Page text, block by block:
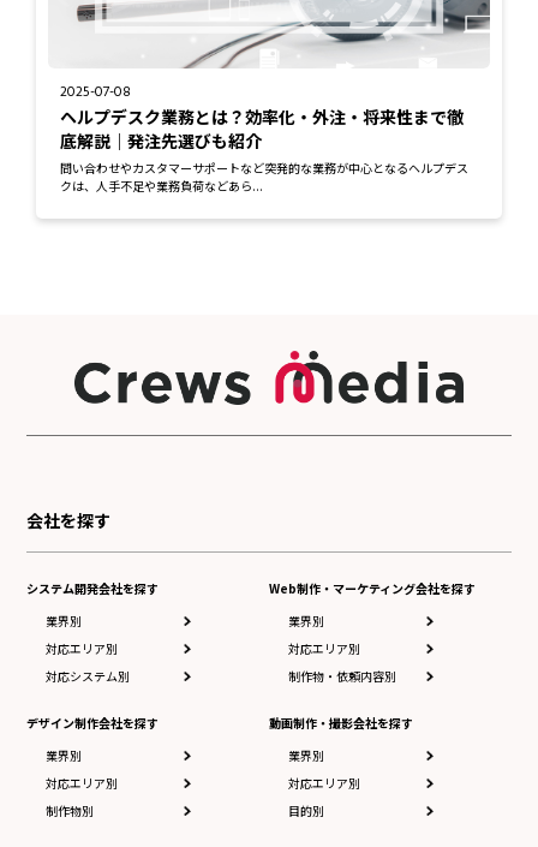
2025-07-08
ヘルプデスク業務とは？効率化・外注・将来性まで徹
底解説｜発注先選びも紹介
問い合わせやカスタマーサポートなど突発的な業務が中心となるヘルプデス
クは、人手不足や業務負荷などあら...
会社を探す
システム開発会社を探す
業界別
対応エリア別
対応システム別
デザイン制作会社を探す
業界別
対応エリア別
制作物別
Web制作・マーケティング会社を探す
業界別
対応エリア別
制作物・依頼内容別
動画制作・撮影会社を探す
業界別
対応エリア別
目的別